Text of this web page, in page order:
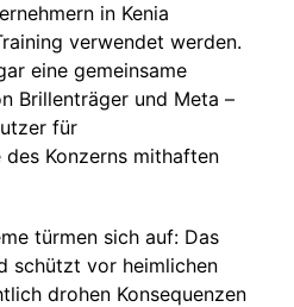
in Kenia
verwendet werden.
eine gemeinsame
Brillenträger und Meta –
für
Konzerns mithaften
türmen sich auf: Das
schützt vor heimlichen
drohen Konsequenzen